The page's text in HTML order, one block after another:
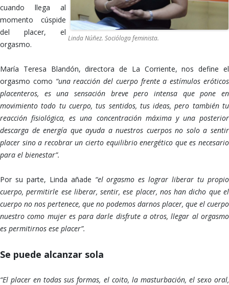
Linda Núñez. Socióloga feminista.
cuando llega al
momento cúspide
del placer, el
orgasmo.
María Teresa Blandón, directora de La Corriente, nos define el
orgasmo como “una reacción del cuerpo frente a estímulos eróticos
placenteros, es una sensación breve pero intensa que pone en
movimiento todo tu cuerpo, tus sentidos, tus ideas, pero también tu
reacción fisiológica, es una concentración máxima y una posterior
descarga de energía que ayuda a nuestros cuerpos no solo a sentir
placer sino a recobrar un cierto equilibrio energético que es necesario
para el bienestar”.
Por su parte, Linda añade “el orgasmo es lograr liberar tu propio
cuerpo, permitirle ese liberar, sentir, ese placer, nos han dicho que el
cuerpo no nos pertenece, que no podemos darnos placer, que el cuerpo
nuestro como mujer es para darle disfrute a otros, llegar al orgasmo
es permitirnos ese placer”.
Se puede alcanzar sola
“El placer en todas sus formas, el coito, la masturbación, el sexo oral,